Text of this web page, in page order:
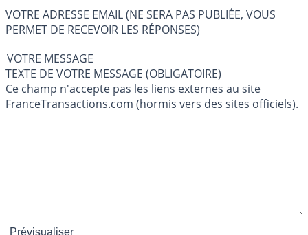
VOTRE ADRESSE EMAIL (NE SERA PAS PUBLIÉE, VOUS
PERMET DE RECEVOIR LES RÉPONSES)
VOTRE MESSAGE
TEXTE DE VOTRE MESSAGE (OBLIGATOIRE)
Ce champ n'accepte pas les liens externes au site
FranceTransactions.com (hormis vers des sites officiels).